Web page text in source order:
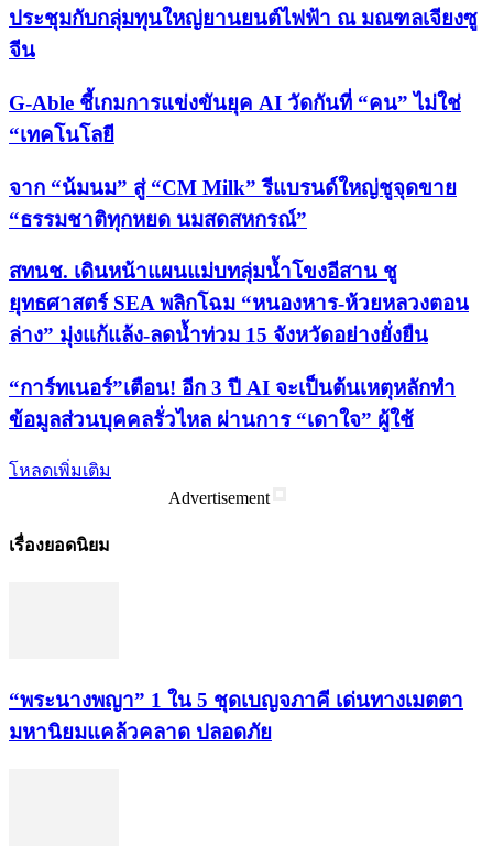
ประชุมกับกลุ่มทุนใหญ่ยานยนต์ไฟฟ้า ณ มณฑลเจียงซู
จีน
G-Able ชี้เกมการแข่งขันยุค AI วัดกันที่ “คน” ไม่ใช่
“เทคโนโลยี
จาก “น้มนม” สู่ “CM Milk” รีแบรนด์ใหญ่ชูจุดขาย
“ธรรมชาติทุกหยด นมสดสหกรณ์”
สทนช. เดินหน้าแผนแม่บทลุ่มน้ำโขงอีสาน ชู
ยุทธศาสตร์ SEA พลิกโฉม “หนองหาร-ห้วยหลวงตอน
ล่าง” มุ่งแก้แล้ง-ลดน้ำท่วม 15 จังหวัดอย่างยั่งยืน
“การ์ทเนอร์”เตือน! อีก 3 ปี AI จะเป็นต้นเหตุหลักทำ
ข้อมูลส่วนบุคคลรั่วไหล ผ่านการ “เดาใจ” ผู้ใช้
โหลดเพิ่มเติม
Advertisement
เรื่องยอดนิยม
“พระ​นาง​พญา” 1 ใน 5​ ชุดเบญจ​ภาคี​ เด่นทางเมตตา​
มหา​นิยม​แคล้วคลาด​ ปลอดภัย​